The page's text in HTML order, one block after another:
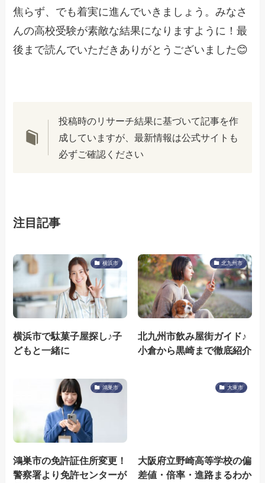
焦らず、でも着実に進んでいきましょう。みなさ
んの高校受験が素敵な結果になりますように！最
後まで読んでいただきありがとうございました😊
投稿時のリサーチ結果に基づいて記事を作
成していますが、最新情報は公式サイトも
必ずご確認ください
注目記事
横浜市
横浜市で駄菓子屋探し♪子
どもと一緒に
北九州市
北九州市飲み屋街ガイド♪
小倉から黒崎まで徹底紹介
鴻巣市
鴻巣市の免許証住所変更！
警察署より免許センターが
大東市
大阪府立野崎高等学校の偏
差値・倍率・進路まるわか